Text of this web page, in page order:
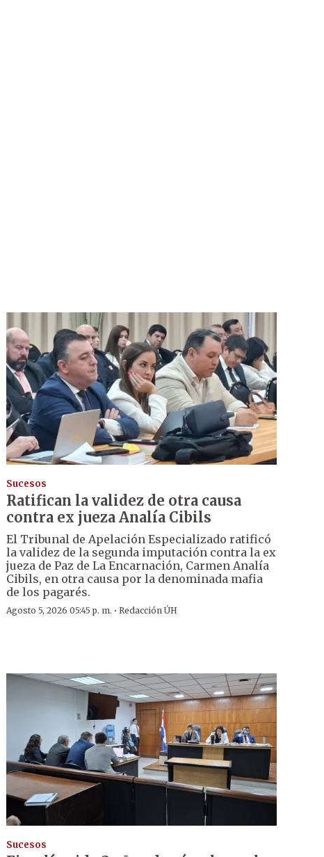
Sucesos
Ratifican la validez de otra causa
contra ex jueza Analía Cibils
El Tribunal de Apelación Especializado ratificó
la validez de la segunda imputación contra la ex
jueza de Paz de La Encarnación, Carmen Analía
Cibils, en otra causa por la denominada mafia
de los pagarés.
Agosto 5, 2026 05:45 p. m. · Redacción ÚH
Sucesos